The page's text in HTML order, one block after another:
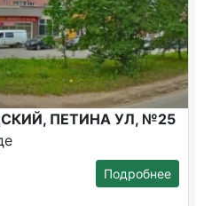
ПЕТИНА УЛ, №25
Подробнее